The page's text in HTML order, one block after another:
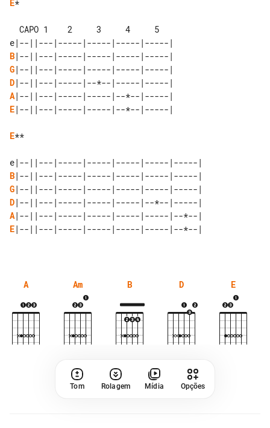
E*
B
G
D
A
E|--||---|-----|-----|--*--|-----|
E**
B
G
D
A
E|--||---|-----|-----|-----|-----|--*--|
A Am B D E
Tom Rolagem Mídia Opções